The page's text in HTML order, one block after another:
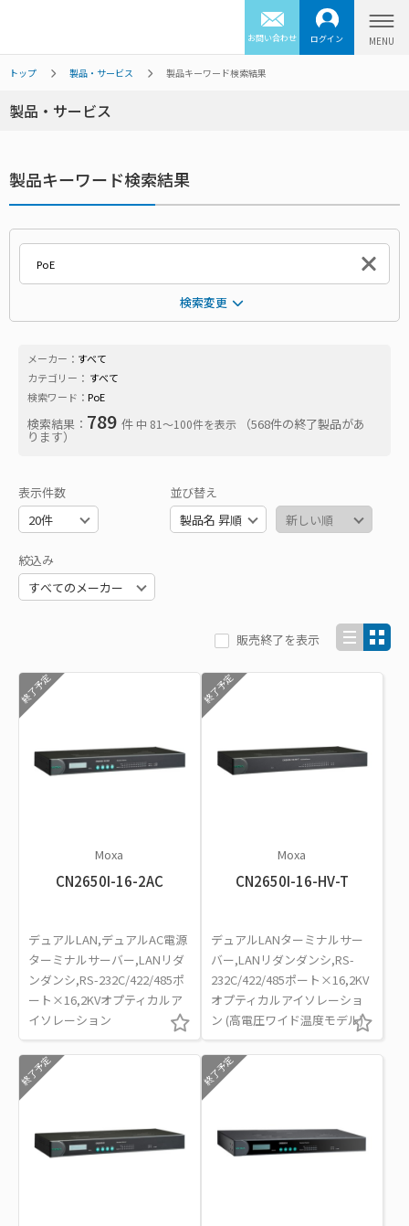
お問い合わせ ログイン
トップ 製品・サービス 製品キーワード検索結果
製品・サービス
製品キーワード検索結果
検索変更
メーカー： すべて
カテゴリー： すべて
検索ワード： PoE
検索結果： 789 件 中 81〜100件を表示 （568件の終了製品があ
ります）
表示件数 並び替え
絞込み
販売終了を表示
終了予定
Moxa
CN2650I-16-2AC
デュアルLAN,デュアルAC電源
ターミナルサーバー,LANリダ
ンダンシ,RS-232C/422/485ポ
ート×16,2KVオプティカルア
イソレーション
終了予定
Moxa
CN2650I-16-HV-T
デュアルLANターミナルサー
バー,LANリダンダンシ,RS-
232C/422/485ポート×16,2KV
オプティカルアイソレーショ
ン (高電圧ワイド温度モデル)
終了予定 終了予定